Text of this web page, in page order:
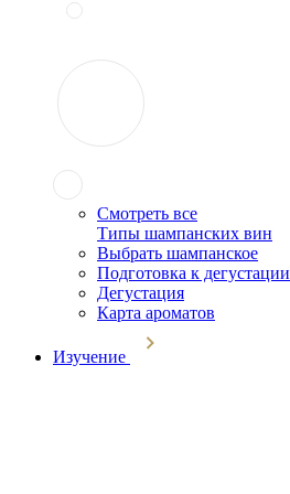
Смотреть все
Типы шампанских вин
Выбрать шампанское
Подготовка к дегустации
Дегустация
Карта ароматов
Изучение